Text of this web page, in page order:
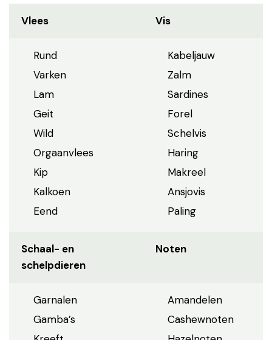
Vlees Vis
Rund
Varken
Lam
Geit
Wild
Orgaanvlees
Kip
Kalkoen
Eend
Kabeljauw
Zalm
Sardines
Forel
Schelvis
Haring
Makreel
Ansjovis
Paling
Schaal- en
schelpdieren
Noten
Garnalen
Gamba’s
Amandelen
Cashewnoten